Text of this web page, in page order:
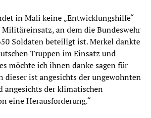
in Mali keine „Entwicklungshilfe“
an dem die Bundeswehr
Soldaten beteiligt ist. Merkel dankte
Truppen im Einsatz und
möchte ich ihnen danke sagen für
dieser ist angesichts der ungewohnten
angesichts der klimatischen
eine Herausforderung.“